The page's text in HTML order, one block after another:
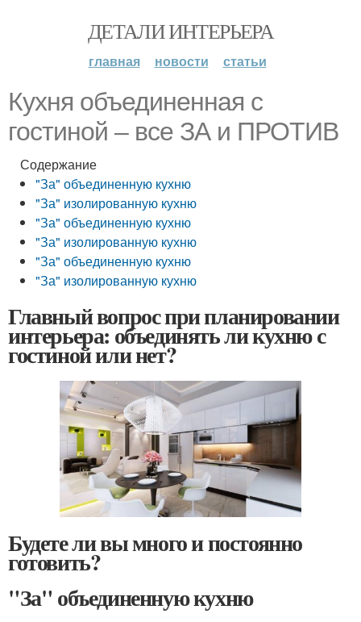
ДЕТАЛИ ИНТЕРЬЕРА
главная новости статьи
Кухня объединенная с
гостиной – все ЗА и ПРОТИВ
Содержание
"За" объединенную кухню
"За" изолированную кухню
"За" объединенную кухню
"За" изолированную кухню
"За" объединенную кухню
"За" изолированную кухню
Главный вопрос при планировании
интерьера: объединять ли кухню с
гостиной или нет?
Будете ли вы много и постоянно
готовить?
"За" объединенную кухню